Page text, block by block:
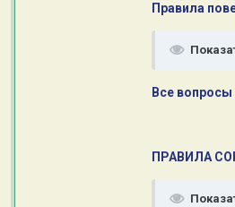
Правила
Все
ПРАВИЛА